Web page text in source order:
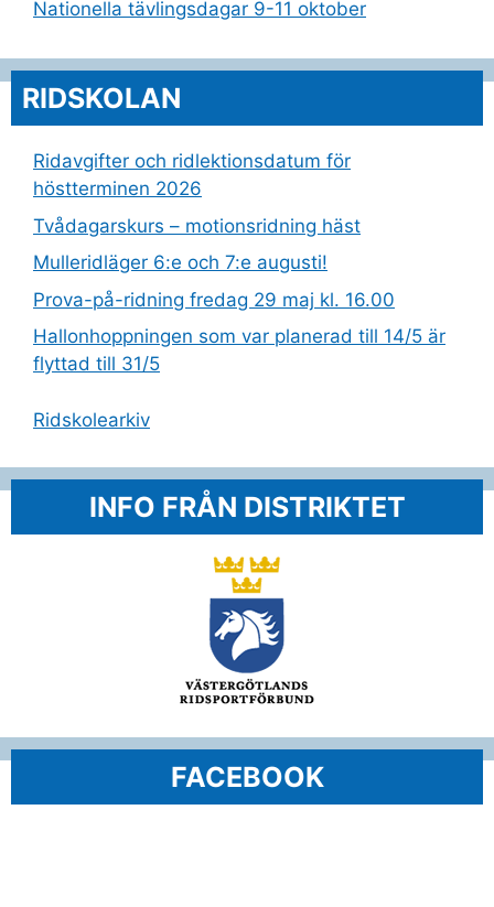
Nationella tävlingsdagar 9-11 oktober
RIDSKOLAN
Ridavgifter och ridlektionsdatum för
höstterminen 2026
Tvådagarskurs – motionsridning häst
Mulleridläger 6:e och 7:e augusti!
Prova-på-ridning fredag 29 maj kl. 16.00
Hallonhoppningen som var planerad till 14/5 är
flyttad till 31/5
Ridskolearkiv
INFO FRÅN DISTRIKTET
FACEBOOK